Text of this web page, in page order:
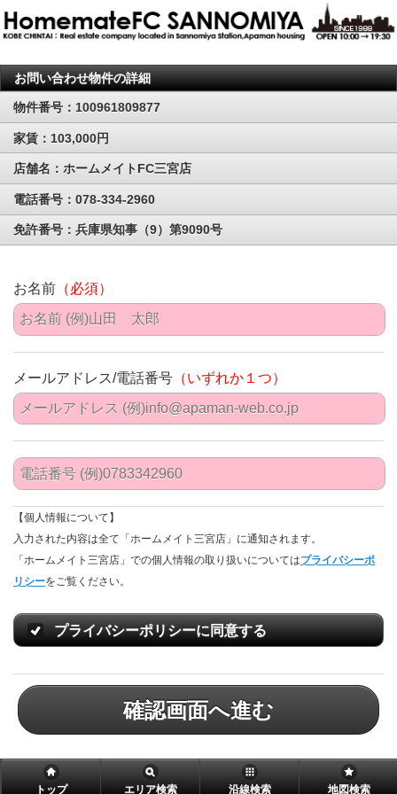
お問い合わせ物件の詳細
物件番号：100961809877
家賃：103,000円
店舗名：ホームメイトFC三宮店
電話番号：078-334-2960
免許番号：兵庫県知事（9）第9090号
お名前 （必須）
メールアドレス/電話番号 （いずれか１つ）
【個人情報について】
入力された内容は全て「ホームメイト三宮店」に通知されます。
「ホームメイト三宮店」での個人情報の取り扱いについてはプライバシーポ
リシーをご覧ください。
プライバシーポリシーに同意する
確認画面へ進む
トップ エリア検索 沿線検索 地図検索